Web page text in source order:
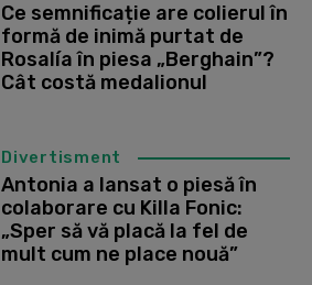
Ce semnificație are colierul în
formă de inimă purtat de
Rosalía în piesa „Berghain”?
Cât costă medalionul
Divertisment
Antonia a lansat o piesă în
colaborare cu Killa Fonic:
„Sper să vă placă la fel de
mult cum ne place nouă”